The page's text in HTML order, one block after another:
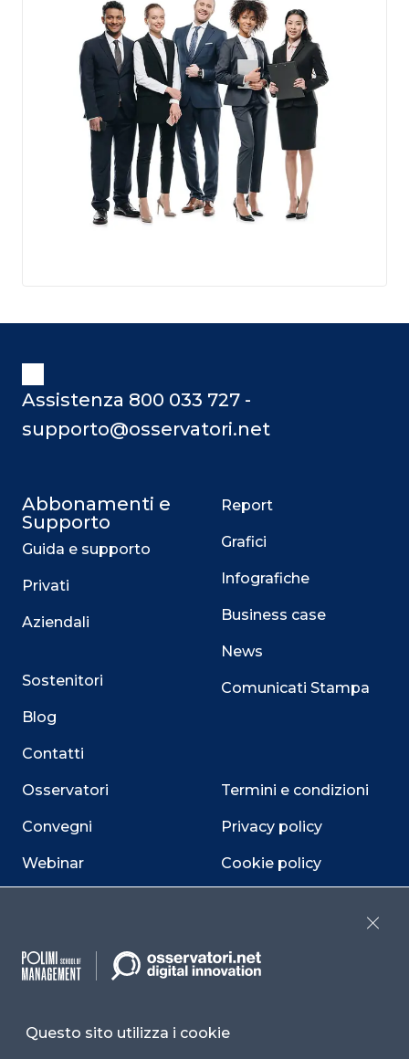
Assistenza 800 033 727 -
supporto@osservatori.net
Abbonamenti e
Supporto
Guida e supporto
Privati
Aziendali
Sostenitori
Blog
Contatti
Osservatori
Convegni
Webinar
Report
Grafici
Infografiche
Business case
News
Comunicati Stampa
Termini e condizioni
Privacy policy
Cookie policy
accessibilità
Questo sito utilizza i cookie